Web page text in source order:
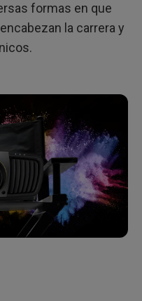
formas en que
la carrera y